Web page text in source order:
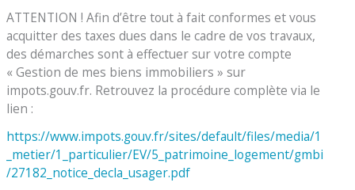
ATTENTION ! Afin d’être tout à fait conformes et vous
acquitter des taxes dues dans le cadre de vos travaux,
des démarches sont à effectuer sur votre compte
« Gestion de mes biens immobiliers » sur
impots.gouv.fr. Retrouvez la procédure complète via le
lien :
https://www.impots.gouv.fr/sites/default/files/media/1
_metier/1_particulier/EV/5_patrimoine_logement/gmbi
/27182_notice_decla_usager.pdf